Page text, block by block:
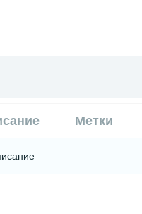
Метки